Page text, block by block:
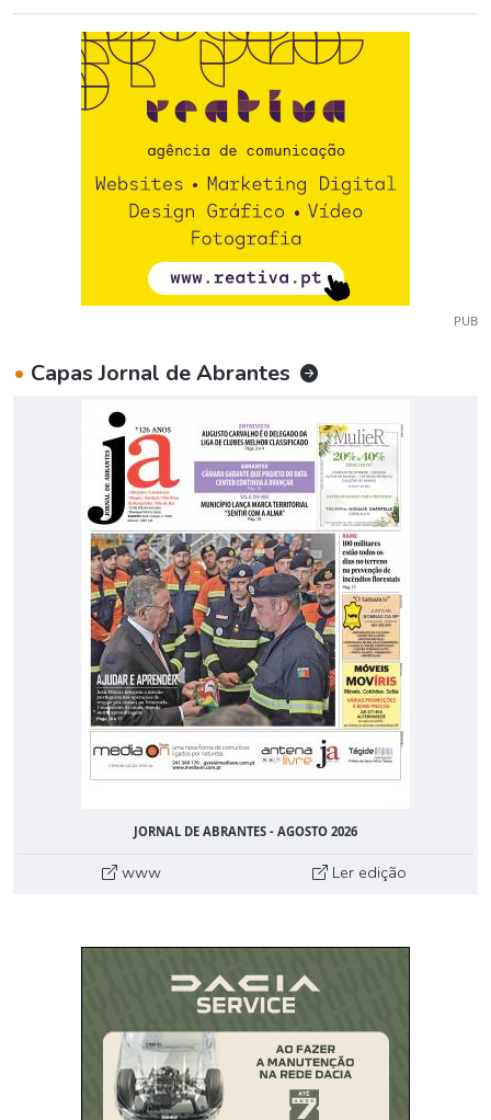
PUB
• Capas Jornal de Abrantes
JORNAL DE ABRANTES - AGOSTO 2026
www Ler edição